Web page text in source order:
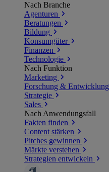
Nach Branche
Agenturen
Beratungen
Bildung
Konsumgüter
Finanzen
Technologie
Nach Funktion
Marketing
Forschung & Entwicklung
Strategie
Sales
Nach Anwendungsfall
Fakten finden
Content stärken
Pitches gewinnen
Märkte verstehen
Strategien entwickeln